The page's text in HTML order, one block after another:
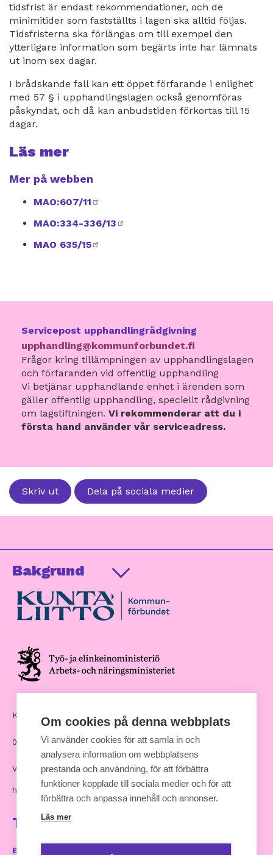
tidsfrist är endast rekommendationer, och de
minimitider som fastställts i lagen ska alltid följas.
Tidsfristerna ska förlängas om till exempel den
ytterligare information som begärts inte har lämnats
ut inom sex dagar.
I brådskande fall kan ett öppet förfarande i enlighet
med 57 § i upphandlingslagen också genomföras
påskyndat, och då kan anbudstiden förkortas till 15
dagar.
Läs mer
Mer på webben
MAO:607/11
MAO:334-336/13
MAO 635/15
Servicepost upphandlingrådgivning
upphandling@kommunforbundet.fi
Frågor kring tillämpningen av upphandlingslagen
och förfaranden vid offentlig upphandling
Vi betjänar upphandlande enhet i ärenden som
gäller offentlig upphandling, speciellt rådgivning
om lagstiftningen. Vi rekommenderar att du i
första hand använder vår serviceadress.
Skriv ut Dela på sociala medier
Bakgrund
Kommunernas hus, Andra Linjen 14
00530 Helsingfors
Växel: 09 7711
hankinnat [at] kuntaliitto.fi
Ta kontakt
E-postservice och kontaktuppgifter
Om cookies på denna webbplats
Vi använder cookies för att samla in och
analysera information om webbplatsens
prestanda och användning, för att förbättra
funktioner kopplade till sociala medier och för att
förbättra och anpassa innehåll och annonser.
Läs mer